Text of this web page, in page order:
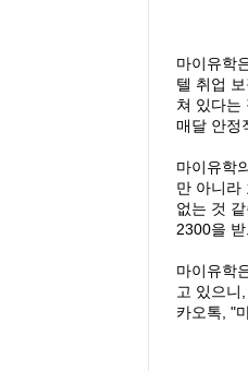
마이유학
텔 취업
쳐 있다는
매달 안정
마이유학
만 아니라
없는 것
2300을
마이유학
고 있으니
카오톡, "